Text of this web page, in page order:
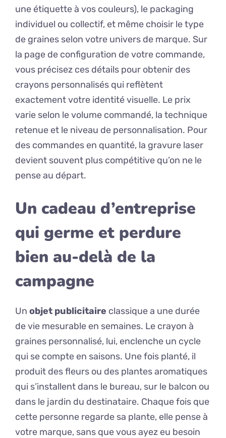
une étiquette à vos couleurs), le packaging
individuel ou collectif, et même choisir le type
de graines selon votre univers de marque. Sur
la page de configuration de votre commande,
vous précisez ces détails pour obtenir des
crayons personnalisés qui reflètent
exactement votre identité visuelle. Le prix
varie selon le volume commandé, la technique
retenue et le niveau de personnalisation. Pour
des commandes en quantité, la gravure laser
devient souvent plus compétitive qu’on ne le
pense au départ.
Un cadeau d’entreprise
qui germe et perdure
bien au-delà de la
campagne
Un objet publicitaire classique a une durée
de vie mesurable en semaines. Le crayon à
graines personnalisé, lui, enclenche un cycle
qui se compte en saisons. Une fois planté, il
produit des fleurs ou des plantes aromatiques
qui s’installent dans le bureau, sur le balcon ou
dans le jardin du destinataire. Chaque fois que
cette personne regarde sa plante, elle pense à
votre marque, sans que vous ayez eu besoin